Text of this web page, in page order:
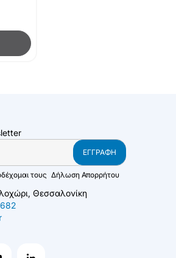
ΕΓΓΡΑΦΉ
τους Δήλωση Απορρήτου
Θεσσαλονίκη